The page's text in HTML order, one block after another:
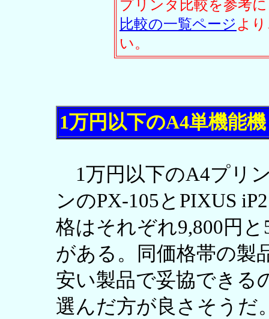
プリンタ比較を参考
比較の一覧ページ よ
い。
1万円以下のA4単機能機
1万円以下のA4プリ
ンのPX-105とPIXUS
格はそれぞれ9,800円
がある。同価格帯の製
安い製品で妥協できる
選んだ方が良さそうだ